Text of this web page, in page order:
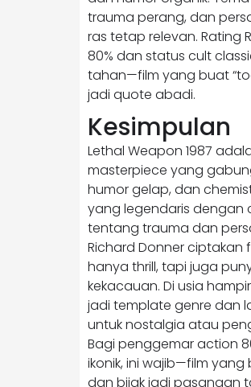
trauma perang, dan
ras tetap relevan. Rating
80% dan status cult
tahan—film yang buat
jadi quote abadi.
Kesimpulan
Lethal Weapon 1987
masterpiece yang
humor gelap, dan
yang legendaris dengan
tentang trauma dan
Richard Donner ciptakan
hanya thrill, tapi juga
kekacauan. Di usia
jadi template genre dan
untuk nostalgia atau
Bagi penggemar action
ikonik, ini wajib—film yang
dan bijak jadi pasangan